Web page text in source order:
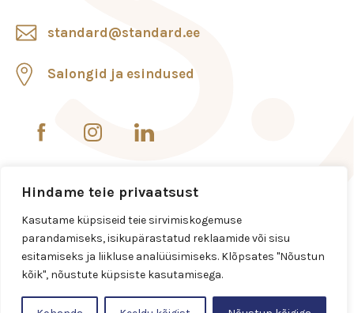
Hindame teie privaatsust
Kasutame küpsiseid teie sirvimiskogemuse
parandamiseks, isikupärastatud reklaamide või sisu
esitamiseks ja liikluse analüüsimiseks. Klõpsates "Nõustun
kõik", nõustute küpsiste kasutamisega.
standard@standard.ee
Salongid ja esindused